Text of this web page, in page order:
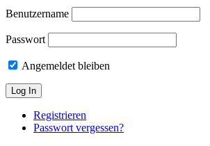
Benutzername
Passwort
Angemeldet bleiben
Registrieren
Passwort vergessen?